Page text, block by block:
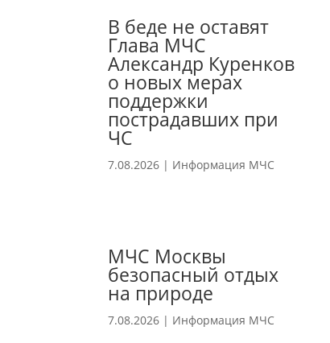
В беде не оставят
Глава МЧС
Александр Куренков
о новых мерах
поддержки
пострадавших при
ЧС
7.08.2026 | Информация МЧС
МЧС Москвы
безопасный отдых
на природе
7.08.2026 | Информация МЧС